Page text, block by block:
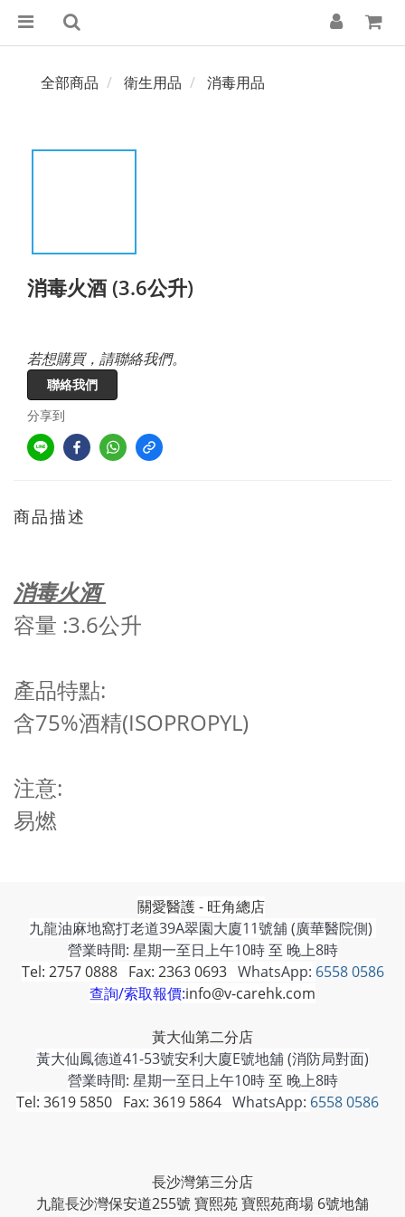
全部商品 衛生用品 消毒用品
消毒火酒 (3.6公升)
若想購買，請聯絡我們。
聯絡我們
分享到
商品描述
消毒火酒
容量 :3.6公升
產品特點:
含75%酒精(ISOPROPYL)
注意:
易燃
關愛醫護 - 旺角總店
九龍油麻地窩打老道39A翠園大廈11號舖 (廣華醫院側)
營業時間: 星期一至日上午10時 至 晚上8時
Tel: 2757 0888 Fax: 2363 0693WhatsApp: 6558 0586
查詢/索取報價:info@v-carehk.com
黃大仙第二分店
黃大仙鳳德道41-53號安利大廈E號地舖 (消防局對面)
營業時間: 星期一至日上午10時 至 晚上8時
Tel: 3619 5850 Fax: 3619 5864WhatsApp: 6558 0586
長沙灣第三分店
九龍長沙灣保安道255號 寶熙苑 寶熙苑商場 6號地舗